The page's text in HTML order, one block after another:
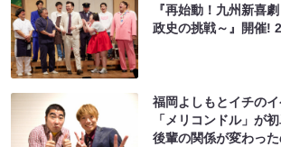
『再始動！九州新喜
政史の挑戦～』開催!
福岡よしもとイチの
「メリコンドル」が
後輩の関係が変わっ